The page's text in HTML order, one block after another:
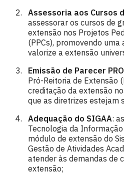
Assessoria aos Cursos
assessorar os cursos de
extensão nos Projetos
(PPCs), promovendo
valorize a extensão
Emissão de Parecer
Pró-Reitoria de Extensão
creditação da extensão
que as diretrizes estejam
Adequação do SIGAA:
Tecnologia da
módulo de extensão do
Gestão de Atividades
atender às demandas de
extensão;